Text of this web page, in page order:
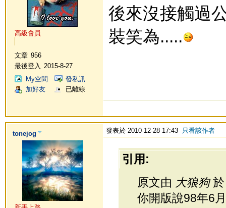
高級會員
文章 956
最後登入
2015-8-27
My空間
發私訊
加好友
已離線
後來沒接觸過
裝笑為.....
tonejog 發表於 2010-12-28 17:43 只看該作者
引用:
原文由 大狼狗於
你開版說98年6